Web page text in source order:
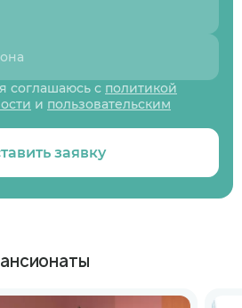
соглашаюсь с политикой
и пользовательским
заявку